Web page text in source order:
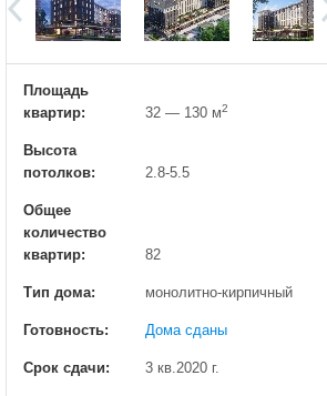
Площадь
квартир:
32 — 130 м2
Высота
потолков:
2.8-5.5
Общее
количество
квартир:
82
Тип дома: монолитно-кирпичный
Готовность: Дома сданы
Срок сдачи: 3 кв.2020 г.